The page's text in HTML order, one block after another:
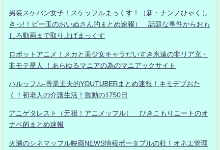
男装スケバン女子！スケッフルまっくす！（新・ナンノひゃくし
きっ!！ビー玉のおいぬさん的まとめ速報） 話題な事件からおも
しろ動画まで取り上げまっくす
ロボットアニメ！メカと美少女キャラだいすき永遠の非リア充・
非モテ星人 ！あらゆるマニアの為のマニアックサイト
ハルッフル-専業主夫的YOUTUBERまとめ速報！キモデブおた
く！初老人の介護生活！激動の1750日
アニゲタレスト（元祖！アニメッフル） ひきこもりニートのオ
ナベ的まとめ速報
火浦のシネマッフル映画NEWS情報ポータブルの杜！オネエ管理